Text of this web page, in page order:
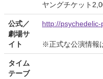
ヤングチケット
公式／
劇場サ
イト
http://psychedelic-
※正式な公演情報
タイム
テーブ